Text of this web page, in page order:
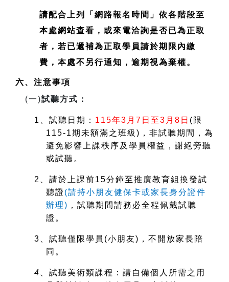
請配合上列「網路報名時間」依各階段至
本處網站查看，或來電洽詢是否已為正取
者，若已遞補為正取學員請於期限內繳
費，本處不另行通知，逾期視為棄權。
六、注意事項
(一)試聽方式：
1 、試聽日期： 115年3月7日至3月8日 ( 限
115-1期未額滿之班級)，非試聽期間，為
避免影響上課秩序及學員權益，謝絕旁聽
或試聽。
2
、請於上課前15分鐘至推廣教育組換發試
聽證 (請持小朋友健保卡或家長身分證件
辦理) ，試聽期間請務必全程佩戴試聽
證。
3
、試聽僅限學員(小朋友)，不開放家長陪
同。
4
、試聽美術類課程：請自備個人所需之用